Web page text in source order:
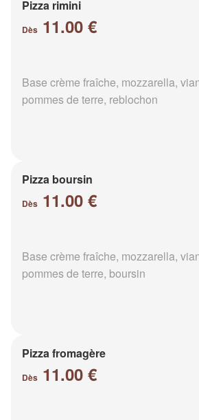
Pizza rimini
Dès 11.00 €
Base crème fraîche, mozzarella,
pommes de terre, reblochon
Pizza boursin
Dès 11.00 €
Base crème fraîche, mozzarella,
pommes de terre, boursin
Pizza fromagère
Dès 11.00 €